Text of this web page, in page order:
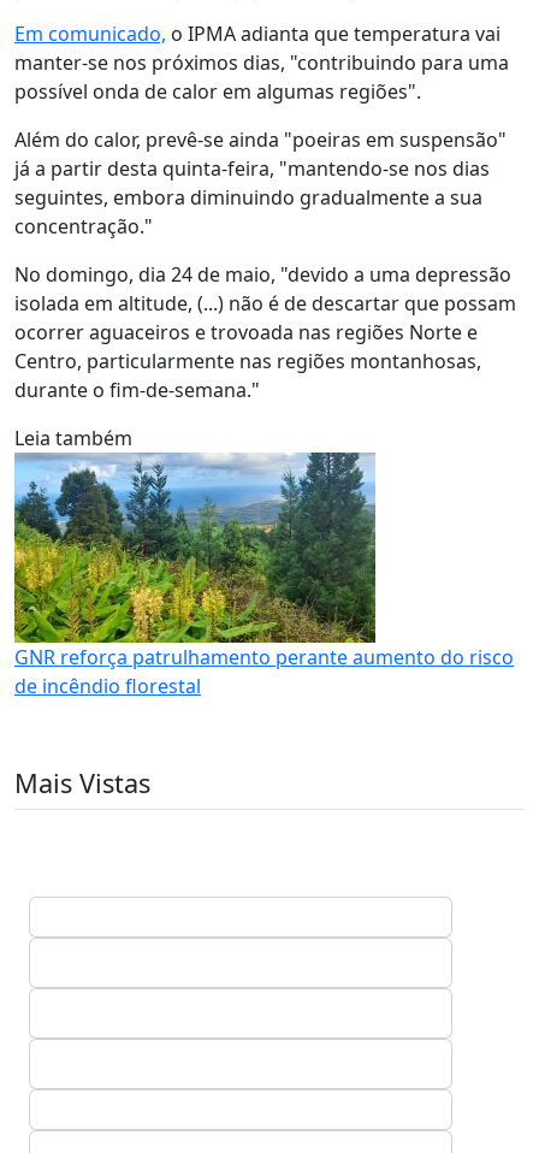
Em comunicado, o IPMA adianta que temperatura vai
manter-se nos próximos dias, "contribuindo para uma
possível onda de calor em algumas regiões".
Além do calor, prevê-se ainda "poeiras em suspensão"
já a partir desta quinta-feira, "mantendo-se nos dias
seguintes, embora diminuindo gradualmente a sua
concentração."
No domingo, dia 24 de maio, "devido a uma depressão
isolada em altitude, (...) não é de descartar que possam
ocorrer aguaceiros e trovoada nas regiões Norte e
Centro, particularmente nas regiões montanhosas,
durante o fim-de-semana."
Leia também
GNR reforça patrulhamento perante aumento do risco
de incêndio florestal
Mais Vistas